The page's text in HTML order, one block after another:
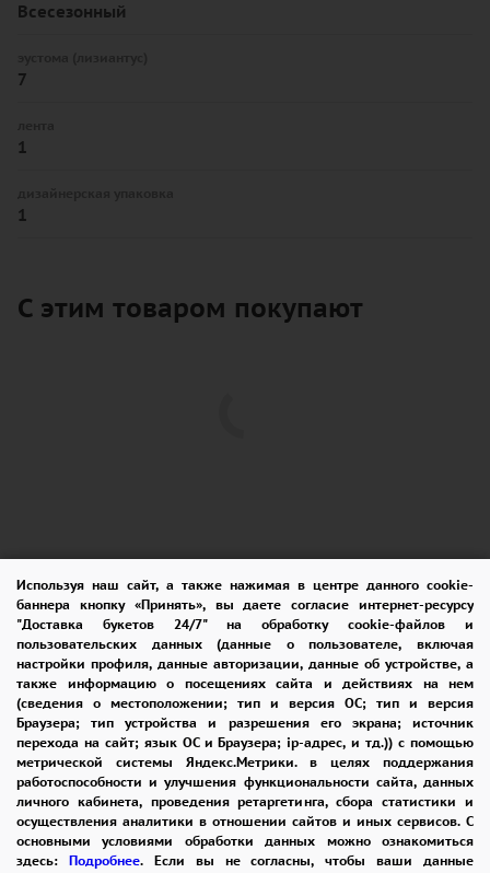
Используя наш сайт, а также нажимая в центре данного cookie-
баннера кнопку «Принять», вы даете согласие интернет-ресурсу
"Доставка букетов 24/7" на обработку cookie-файлов и
пользовательских данных (данные о пользователе, включая
настройки профиля, данные авторизации, данные об устройстве, а
также информацию о посещениях сайта и действиях на нем
(сведения о местоположении; тип и версия ОС; тип и версия
Браузера; тип устройства и разрешения его экрана; источник
перехода на сайт; язык ОС и Браузера; ip-адрес, и тд.)) с помощью
метрической системы Яндекс.Метрики. в целях поддержания
работоспособности и улучшения функциональности сайта, данных
личного кабинета, проведения ретаргетинга, сбора статистики и
осуществления аналитики в отношении сайтов и иных сервисов. С
основными условиями обработки данных можно ознакомиться
здесь: Подробнее. Если вы не согласны, чтобы ваши данные
Всесезонный
7
1
1
С этим товаром покупают
ПОМОЩЬ ОПЛАТА
ДОСТАВКА
ГАРАНТИИ
КУПОН
ВОЗВРАТ
ОТЗЫВЫ
РЕКОМЕНДАЦИИ
КОНТАКТЫ
8 965 242-37-47
ЗАКАЗАТЬ ЗВОНОК